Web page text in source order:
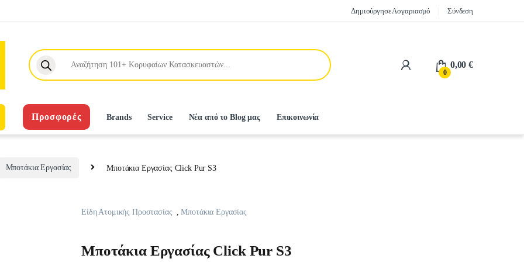
Δημιούργησε Λογαριασμό Σύνδεση
Products search
0
0,00€
Προσφορές Brands Service Νέα από το Blog μας Επικοινωνία
Μποτάκια Εργασίας Μποτάκια Εργασίας Click Pur S3
Είδη Ατομικής Προστασίας ,Μποτάκια Εργασίας
Μποτάκια Εργασίας Click Pur S3